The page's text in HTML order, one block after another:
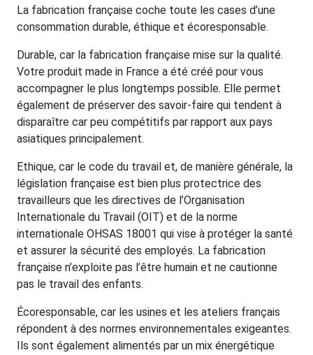
La fabrication française coche toute les cases d’une
consommation durable, éthique et écoresponsable.
Durable, car la fabrication française mise sur la qualité.
Votre produit made in France a été créé pour vous
accompagner le plus longtemps possible. Elle permet
également de préserver des savoir-faire qui tendent à
disparaître car peu compétitifs par rapport aux pays
asiatiques principalement.
Ethique, car le code du travail et, de manière générale, la
législation française est bien plus protectrice des
travailleurs que les directives de l’Organisation
Internationale du Travail (OIT) et de la norme
internationale OHSAS 18001 qui vise à protéger la santé
et assurer la sécurité des employés. La fabrication
française n’exploite pas l’être humain et ne cautionne
pas le travail des enfants.
Écoresponsable, car les usines et les ateliers français
répondent à des normes environnementales exigeantes.
Ils sont également alimentés par un mix énergétique